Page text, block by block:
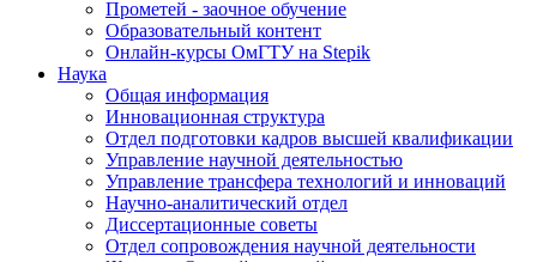
Прометей - заочное обучение
Образовательный контент
Онлайн-курсы ОмГТУ на Stepik
Наука
Общая информация
Инновационная структура
Отдел подготовки кадров высшей квалификации
Управление научной деятельностью
Управление трансфера технологий и инноваций
Научно-аналитический отдел
Диссертационные советы
Отдел сопровождения научной деятельности